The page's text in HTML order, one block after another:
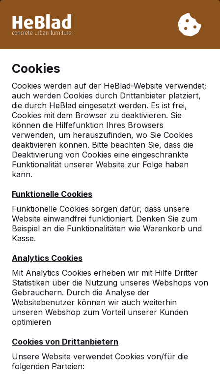
Woche 33 nicht. Bitte berücksichtigen Sie daher längere
Cookies
Cookies werden auf der HeBlad-Website verwendet;
auch werden Cookies durch Drittanbieter platziert,
die durch HeBlad eingesetzt werden. Es ist frei,
Cookies mit dem Browser zu deaktivieren. Sie
können die Hilfefunktion Ihres Browsers
verwenden, um herauszufinden, wo Sie Cookies
deaktivieren können. Bitte beachten Sie, dass die
Deaktivierung von Cookies eine eingeschränkte
Funktionalität unserer Website zur Folge haben
kann.
Funktionelle Cookies
Funktionelle Cookies sorgen dafür, dass unsere
Website einwandfrei funktioniert. Denken Sie zum
Beispiel an die Funktionalitäten wie Warenkorb und
Kasse.
Analytics Cookies
Mit Analytics Cookies erheben wir mit Hilfe Dritter
Statistiken über die Nutzung unseres Webshops von
Gebrauchern. Durch die Analyse der
Websitebenutzer können wir auch weiterhin
unseren Webshop zum Vorteil unserer Kunden
optimieren
Cookies von Drittanbietern
Unsere Website verwendet Cookies von/für die
folgenden Parteien:
Deutschland
Referenties in:
Genderkingen
Geen reviews gevonden voor deze